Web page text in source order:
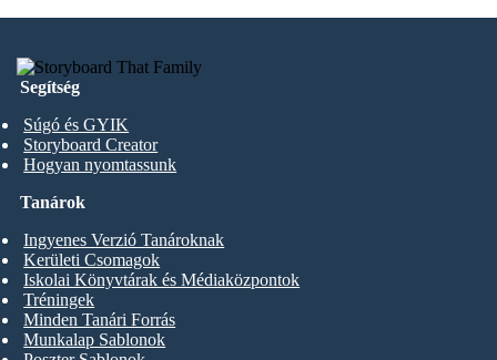
Segítség
Súgó és GYIK
Storyboard Creator
Hogyan nyomtassunk
Tanárok
Ingyenes Verzió Tanároknak
Kerületi Csomagok
Iskolai Könyvtárak és Médiaközpontok
Tréningek
Minden Tanári Forrás
Munkalap Sablonok